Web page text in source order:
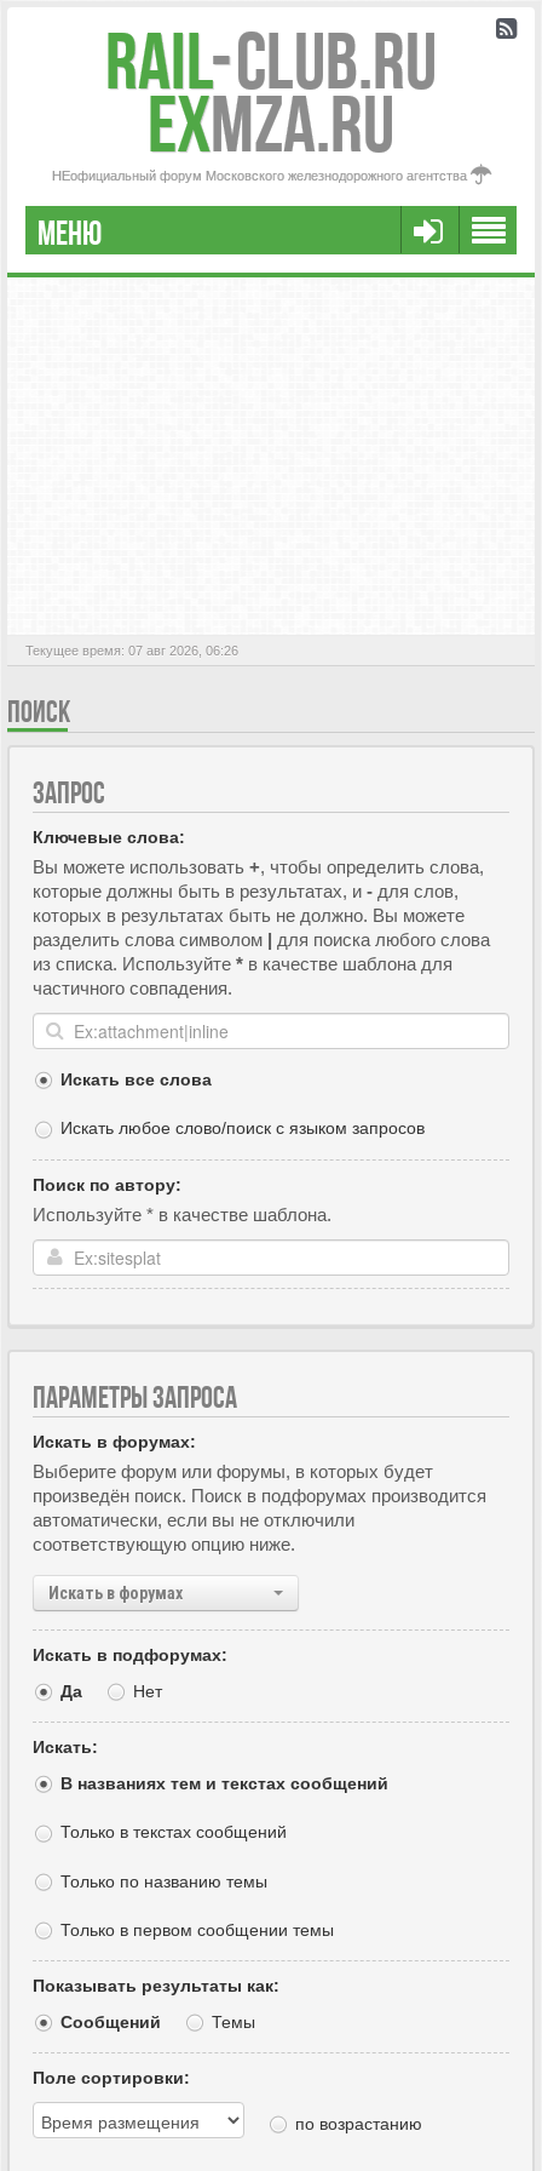
Rail-Club.RU
exMZA.RU
НЕофициальный форум Московского железнодорожного агентства
МЕНЮ
РЕГИСТРАЦИЯ
Текущее время: 07 авг 2026, 06:26
ПОИСК
ЗАПРОС
Ключевые слова:
Вы можете использовать +, чтобы определить слова,
которые должны быть в результатах, и - для слов,
которых в результатах быть не должно. Вы можете
разделить слова символом | для поиска любого слова
из списка. Используйте * в качестве шаблона для
частичного совпадения.
Искать все слова
Искать любое слово/поиск с языком запросов
Поиск по автору:
Используйте * в качестве шаблона.
ПАРАМЕТРЫ ЗАПРОСА
Искать в форумах:
Выберите форум или форумы, в которых будет
произведён поиск. Поиск в подфорумах производится
автоматически, если вы не отключили
соответствующую опцию ниже.
Искать в форумах
Искать в подфорумах:
Да
Нет
Искать:
В названиях тем и текстах сообщений
Только в текстах сообщений
Только по названию темы
Только в первом сообщении темы
Показывать результаты как:
Сообщений
Темы
Поле сортировки:
по возрастанию